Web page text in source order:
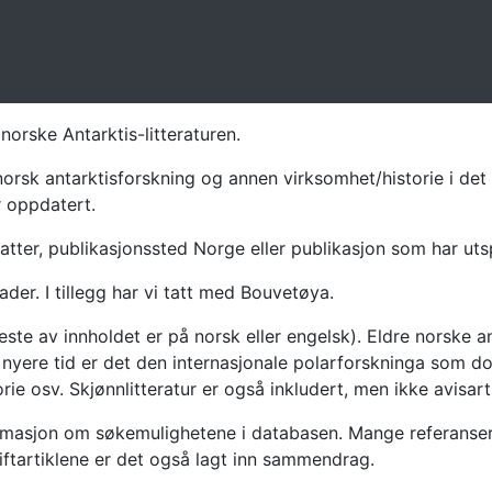
Antarktis-litteraturen.
antarktisforskning og annen virksomhet/historie i
oppdatert.
publikasjonssted Norge eller publikasjon som har
I tillegg har vi tatt med Bouvetøya.
av innholdet er på norsk eller engelsk). Eldre norske
tid er det den internasjonale polarforskninga som
osv. Skjønnlitteratur er også inkludert, men ikke
om søkemulighetene i databasen. Mange
er det også lagt inn sammendrag.